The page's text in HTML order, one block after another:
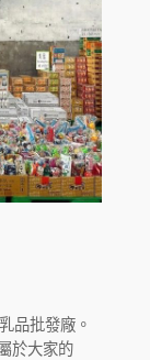
品批發廠。
於大家的